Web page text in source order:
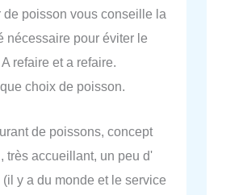
de poisson vous conseille la
nécessaire pour éviter le
refaire et a refaire.
choix de poisson.
de poissons, concept
très accueillant, un peu d'
(il y a du monde et le service